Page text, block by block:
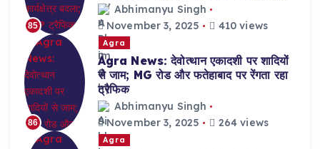
85
Abhimanyu Singh
November 3, 2025
410 views
86
Agra
Agra News: देवोत्थान एकादशी पर शादियों
से जाम; MG रोड और फतेहाबाद पर रेंगता रहा
ट्रैफिक
Abhimanyu Singh
November 3, 2025
264 views
Agra